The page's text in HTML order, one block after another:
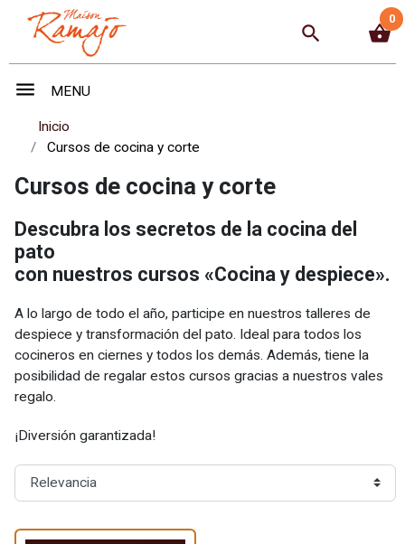
search shopping_basket
0
menu MENU
Inicio
Cursos de cocina y corte
Cursos de cocina y corte
Descubra los secretos de la cocina del
pato
con nuestros cursos «Cocina y despiece».
A lo largo de todo el año, participe en nuestros talleres de
despiece y transformación del pato. Ideal para todos los
cocineros en ciernes y todos los demás. Además, tiene la
posibilidad de regalar estos cursos gracias a nuestros vales
regalo.
¡Diversión garantizada!